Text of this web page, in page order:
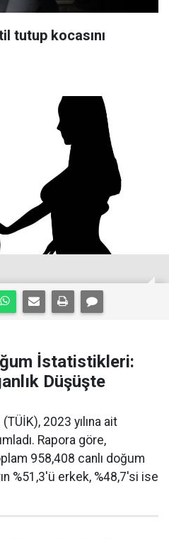
tutup kocasını
İstatistikleri:
Düşüşte
2023 yılına ait
Rapora göre,
958,408 canlı doğum
%51,3'ü erkek, %48,7'si ise